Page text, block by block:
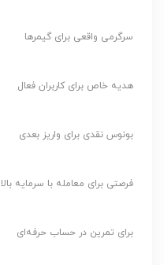
سرگرمی واقعی برای گیمرها
هدیه خاص برای کاربران فعال
بونوس نقدی برای واریز بعدی
فرصتی برای معامله با سرمایه بالا
برای تمرین در حساب حرفه‌ای